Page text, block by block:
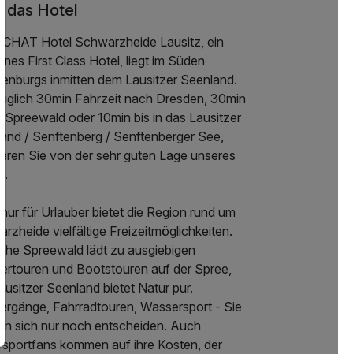
das Hotel
Hotel Schwarzheide Lausitz, ein
First Class Hotel, liegt im Süden
inmitten dem Lausitzer Seenland.
30min Fahrzeit nach Dresden, 30min
Spreewald oder 10min bis in das Lausitzer
/ Senftenberg / Senftenberger See,
Sie von der sehr guten Lage unseres
für Urlauber bietet die Region rund um
vielfältige Freizeitmöglichkeiten.
Spreewald lädt zu ausgiebigen
und Bootstouren auf der Spree,
Seenland bietet Natur pur.
Fahrradtouren, Wassersport - Sie
sich nur noch entscheiden. Auch
kommen auf ihre Kosten, der